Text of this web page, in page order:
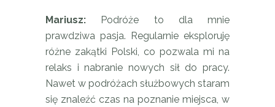
Mariusz: Podróże to dla mnie
prawdziwa pasja. Regularnie eksploruję
różne zakątki Polski, co pozwala mi na
relaks i nabranie nowych sił do pracy.
Nawet w podróżach służbowych staram
się znaleźć czas na poznanie miejsca, w